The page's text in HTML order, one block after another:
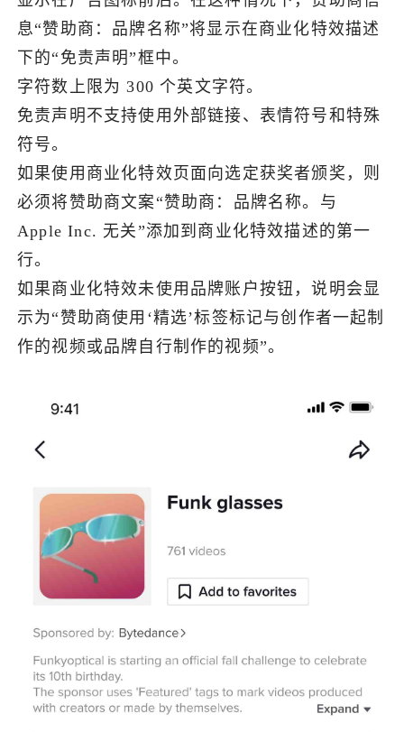
息“赞助商：品牌名称”将显示在商业化特效描述
下的“免责声明”框中。
字符数上限为 300 个英文字符。
免责声明不支持使用外部链接、表情符号和特殊
符号。
如果使用商业化特效页面向选定获奖者颁奖，则
必须将赞助商文案“赞助商：品牌名称。与
Apple Inc. 无关”添加到商业化特效描述的第一
行。
如果商业化特效未使用品牌账户按钮，说明会显
示为“赞助商使用‘精选’标签标记与创作者一起制
作的视频或品牌自行制作的视频”。